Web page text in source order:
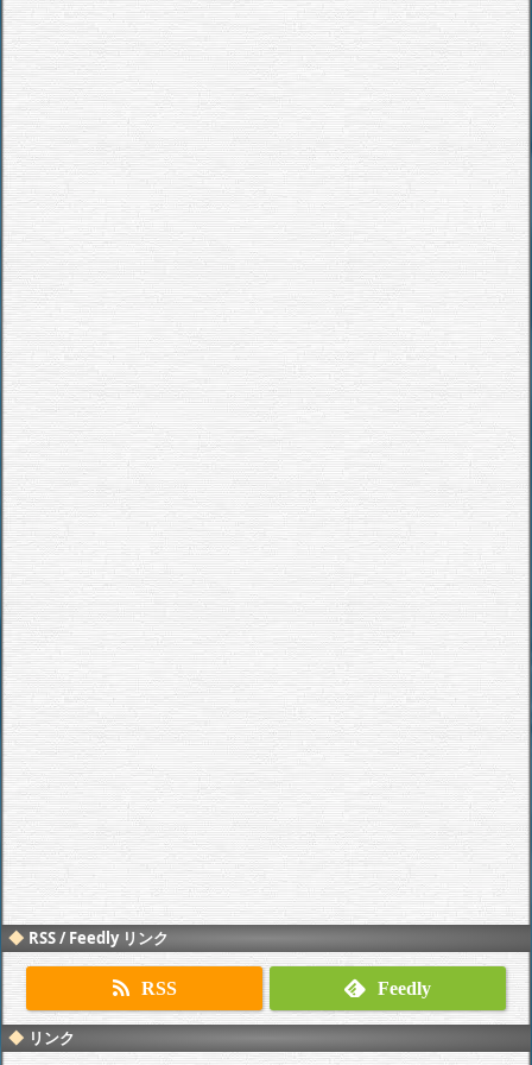
RSS / Feedly リンク
RSS Feedly
リンク